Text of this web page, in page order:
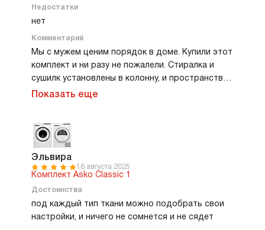
Недостатки
нет
Комментарий
Мы с мужем ценим порядок в доме. Купили этот
комплект и ни разу не пожалели. Стиралка и
сушилк установлены в колонну, и пространства
в ванной стало намного больше. Сушилка
наволочки и пододеяльники, без складок и
влажных углов. Стиралка позволяет детально
выбрать температуру и скорость отжима.
Барабан большой, помещаются даже наши
ненавязчивый.
Показать еще
Эльвира
16 августа 2025
Комплект Asko Classic 1
Достоинства
под каждый тип ткани можно подобрать свои
настройки, и ничего не сомнется и не сядет